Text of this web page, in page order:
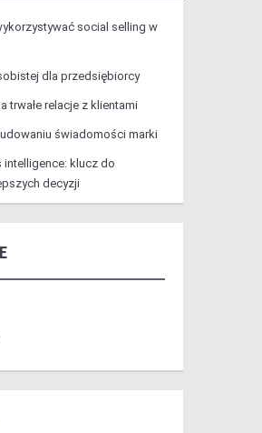
social selling w
dla przedsiębiorcy
trwałe relacje z klientami
świadomości marki
intelligence: klucz do
decyzji